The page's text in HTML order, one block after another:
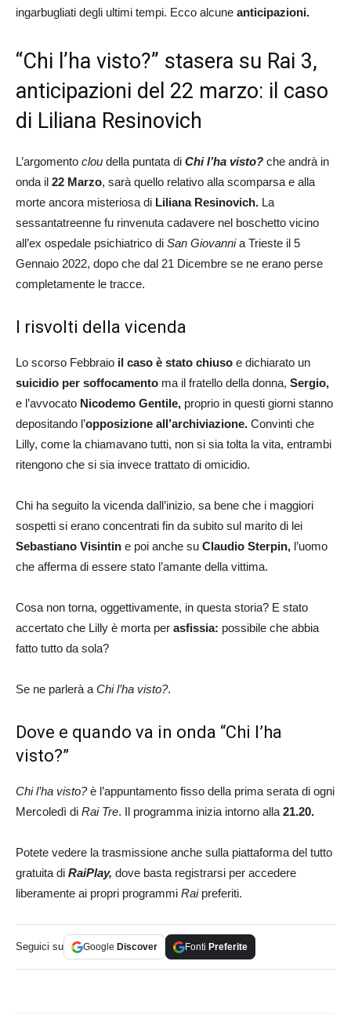
ingarbugliati degli ultimi tempi. Ecco alcune anticipazioni.
“Chi l’ha visto?” stasera su Rai 3,
anticipazioni del 22 marzo: il caso
di Liliana Resinovich
L’argomento clou della puntata di Chi l’ha visto? che andrà in
onda il 22 Marzo, sarà quello relativo alla scomparsa e alla
morte ancora misteriosa di Liliana Resinovich. La
sessantatreenne fu rinvenuta cadavere nel boschetto vicino
all’ex ospedale psichiatrico di San Giovannia Trieste il 5
Gennaio 2022, dopo che dal 21 Dicembre se ne erano perse
completamente le tracce.
I risvolti della vicenda
Lo scorso Febbraio il caso è stato chiuso e dichiarato un
suicidio per soffocamento ma il fratello della donna, Sergio,
e l’avvocato Nicodemo Gentile, proprio in questi giorni stanno
depositando l’opposizione all’archiviazione. Convinti che
Lilly, come la chiamavano tutti, non si sia tolta la vita, entrambi
ritengono che si sia invece trattato di omicidio.
Chi ha seguito la vicenda dall’inizio, sa bene che i maggiori
sospetti si erano concentrati fin da subito sul marito di lei
Sebastiano Visintin e poi anche su Claudio Sterpin, l’uomo
che afferma di essere stato l’amante della vittima.
Cosa non torna, oggettivamente, in questa storia? E stato
accertato che Lilly è morta per asfissia: possibile che abbia
fatto tutto da sola?
Se ne parlerà a Chi l’ha visto?.
Dove e quando va in onda “Chi l’ha
visto?”
Chi l’ha visto?è l’appuntamento fisso della prima serata di ogni
Mercoledì di Rai Tre. Il programma inizia intorno alla 21.20.
Potete vedere la trasmissione anche sulla piattaforma del tutto
gratuita di RaiPlay, dove basta registrarsi per accedere
liberamente ai propri programmi Raipreferiti.
Seguici su Google Discover Fonti Preferite